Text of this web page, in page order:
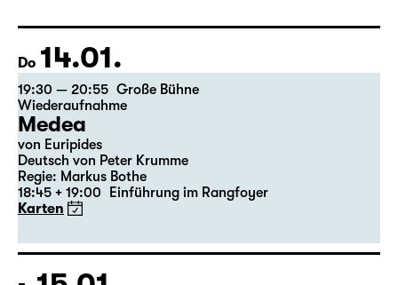
gültig
Do 14.01.
19:30 — 20:55 Große Bühne
Wiederaufnahme
Medea
von Euripides
Regie: Markus Bothe
18:45 + 19:00 Einführung im Rangfoyer
Karten